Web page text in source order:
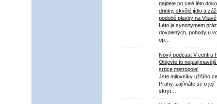
najdete po celé léto
drinky, skvělé jídlo a
podobě plavby na Vltavě
Léto je synonymem
dovolených, pohody u
op…
Nový podcast V centru
Objevte to
srdce metropole!
Jste milovníky užšího
Prahy, zajímáte se o její
skryt…